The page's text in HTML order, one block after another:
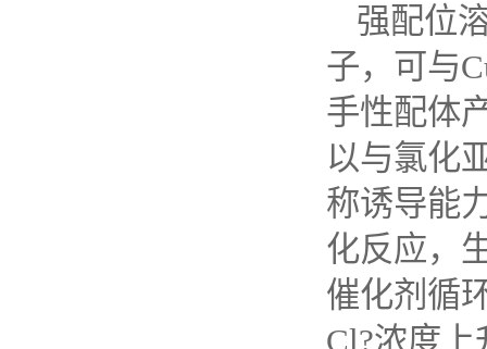
强配位
子，可与
手性配体
以与氯化
称诱导能
化反应，
催化剂循
Cl?浓度